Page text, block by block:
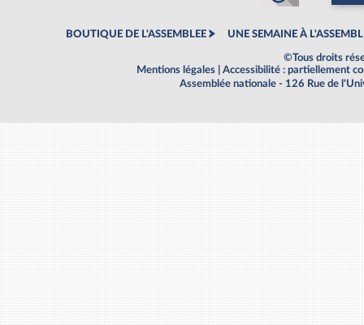
BOUTIQUE DE L'ASSEMBLEE UNE SEMAINE À
©Tous droits
Mentions légales
Accessibilité : partiellement
Assemblée nationale - 126 Rue de